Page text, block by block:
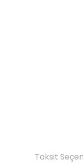
Taksit